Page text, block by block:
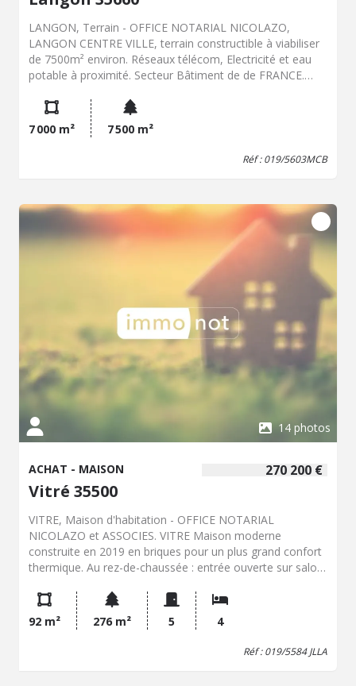
LANGON, Terrain - OFFICE NOTARIAL NICOLAZO,
LANGON CENTRE VILLE, terrain constructible à viabiliser
de 7500m² environ. Réseaux télécom, Electricité et eau
potable à proximité. Secteur Bâtiment de de FRANCE.
Négo Inclus : 136 300 € dont 4,85% Hon. Négo TTC
charge acq. Prix Hors Hon. Négo :130 000 € - Réf :
019/5603MCB
7 000 m² 7 500 m²
Réf : 019/5603MCB
14 photos
270 200 €
ACHAT - MAISON
Vitré 35500
VITRE, Maison d'habitation - OFFICE NOTARIAL
NICOLAZO et ASSOCIES. VITRE Maison moderne
construite en 2019 en briques pour un plus grand confort
thermique. Au rez-de-chaussée : entrée ouverte sur salon
aménagée équipée (four, plaque cuisson induction, lave-
vaisselle), buanderie/laverie avec WC cloisonnés ave lave-
mains, partie nuit comprenant couloir vers la grande
chambre de plain-pied (12,36m²) avec salle d'eau
92 m² 276 m² 5 4
Réf : 019/5584 JLLA